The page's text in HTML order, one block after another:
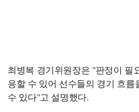
최병복 경기위원장은 "판정이 필
응할 수 있어 선수들의 경기 흐름
수 있다"고 설명했다.